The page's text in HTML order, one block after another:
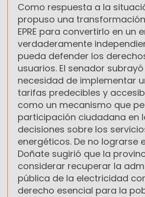
Como respuesta a la
propuso una
EPRE para convertirlo en un
verdaderamente
pueda defender los
usuarios. El senador
necesidad de implementar
tarifas predecibles y
como un mecanismo que
participación ciudadana en
decisiones sobre los
energéticos. De no lograrse
Doñate sugirió que la
considerar recuperar la
pública de la electricidad
derecho esencial para la